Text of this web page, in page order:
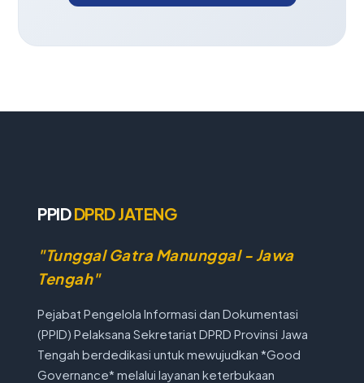
PPIDDPRD JATENG
"Tunggal Gatra Manunggal - Jawa
Tengah"
Pejabat Pengelola Informasi dan Dokumentasi
(PPID) Pelaksana Sekretariat DPRD Provinsi Jawa
Tengah berdedikasi untuk mewujudkan *Good
Governance* melalui layanan keterbukaan